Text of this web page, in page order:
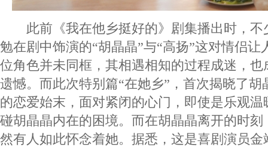
此前《我在他乡挺好的》剧集播出时，不
勉在剧中饰演的“胡晶晶”与“高扬”这对情侣让
位角色并未同框，其相遇相知的过程成迷，
遗憾。而此次特别篇“在她乡”，首次揭晓了
的恋爱始末，面对紧闭的心门，即使是乐观
碰胡晶晶内在的困境。而在胡晶晶离开的时
然有人如此怀念着她。据悉，这是喜剧演员